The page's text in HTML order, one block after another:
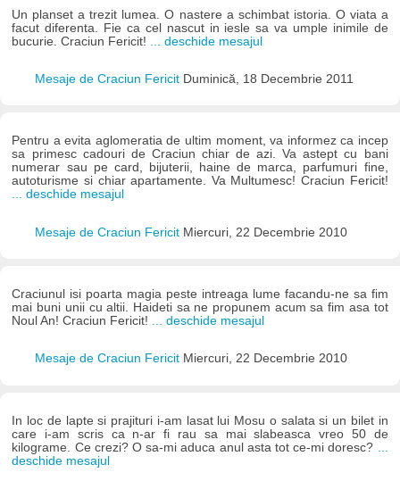
Un planset a trezit lumea. O nastere a schimbat istoria. O viata a
facut diferenta. Fie ca cel nascut in iesle sa va umple inimile de
bucurie. Craciun Fericit!
... deschide mesajul
Mesaje de Craciun Fericit Duminică, 18 Decembrie 2011
Pentru a evita aglomeratia de ultim moment, va informez ca incep
sa primesc cadouri de Craciun chiar de azi. Va astept cu bani
numerar sau pe card, bijuterii, haine de marca, parfumuri fine,
autoturisme si chiar apartamente. Va Multumesc! Craciun Fericit!
... deschide mesajul
Mesaje de Craciun Fericit Miercuri, 22 Decembrie 2010
Craciunul isi poarta magia peste intreaga lume facandu-ne sa fim
mai buni unii cu altii. Haideti sa ne propunem acum sa fim asa tot
Noul An! Craciun Fericit! ... deschide mesajul
Mesaje de Craciun Fericit Miercuri, 22 Decembrie 2010
In loc de lapte si prajituri i-am lasat lui Mosu o salata si un bilet in
care i-am scris ca n-ar fi rau sa mai slabeasca vreo 50 de
kilograme. Ce crezi? O sa-mi aduca anul asta tot ce-mi doresc?
deschide mesajul